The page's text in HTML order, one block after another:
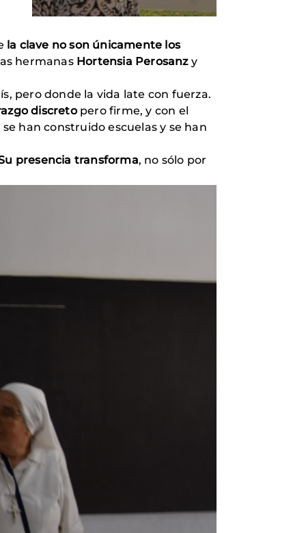
la clave no son únicamente los
hermanas Hortensia Perosanzy
pero donde la vida late con fuerza.
discretopero firme, y con el
han construido escuelas y se han
presencia transforma, no sólo por